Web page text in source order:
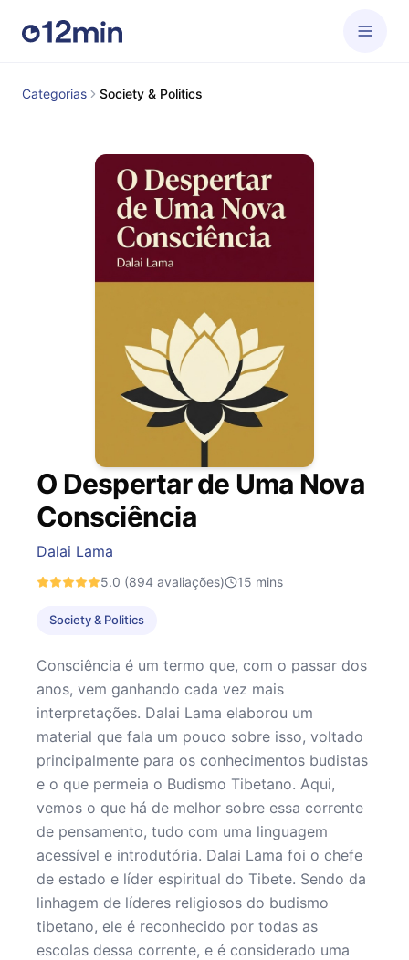
Categorias Society & Politics
O Despertar de Uma Nova
Consciência
Dalai Lama
5.0 (894 avaliações) 15 mins
Society & Politics
Consciência é um termo que, com o passar dos
anos, vem ganhando cada vez mais
interpretações. Dalai Lama elaborou um
material que fala um pouco sobre isso, voltado
principalmente para os conhecimentos budistas
e o que permeia o Budismo Tibetano. Aqui,
vemos o que há de melhor sobre essa corrente
de pensamento, tudo com uma linguagem
acessível e introdutória. Dalai Lama foi o chefe
de estado e líder espiritual do Tibete. Sendo da
linhagem de líderes religiosos do budismo
tibetano, ele é reconhecido por todas as
escolas dessa corrente, e é considerado uma